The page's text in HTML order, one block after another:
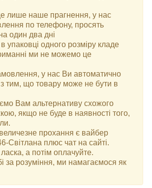
лише наше прагнення, у нас
по телефону, просять
один два дні
упаковці одного розміру кладе
ми не можемо це
у нас Ви автоматично
тим, що товару може не бути в
Вам альтернативу схожого
якщо не буде в наявності того,
прохання є вайбер
Світлана плюс чат на сайті.
ласка, а потім оплачуйте.
за розуміння, ми намагаємося як